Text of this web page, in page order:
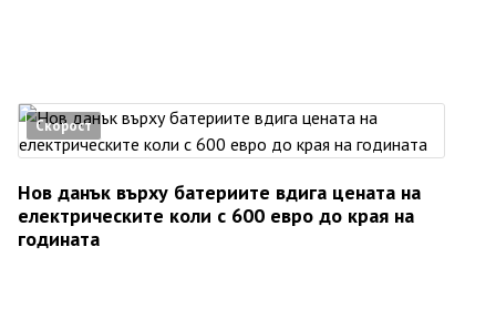
Скорост
Нов данък върху батериите вдига цената на
електрическите коли с 600 евро до края на
годината